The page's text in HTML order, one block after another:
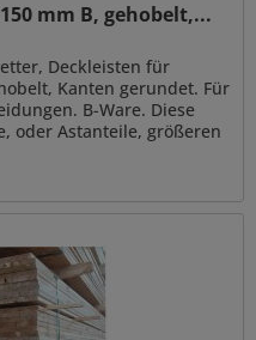
mm B, gehobelt,...
Deckleisten für
Kanten gerundet. Für
B-Ware. Diese
oder Astanteile, größeren